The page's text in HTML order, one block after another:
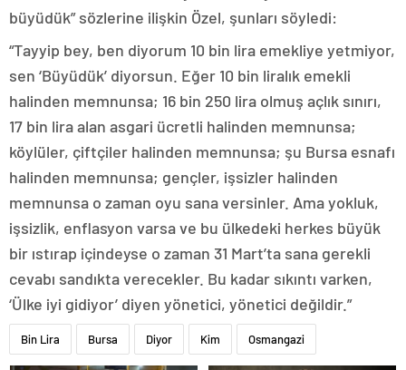
büyüdük” sözlerine ilişkin Özel, şunları söyledi:
“Tayyip bey, ben diyorum 10 bin lira emekliye yetmiyor,
sen ‘Büyüdük’ diyorsun. Eğer 10 bin liralık emekli
halinden memnunsa; 16 bin 250 lira olmuş açlık sınırı,
17 bin lira alan asgari ücretli halinden memnunsa;
köylüler, çiftçiler halinden memnunsa; şu Bursa esnafı
halinden memnunsa; gençler, işsizler halinden
memnunsa o zaman oyu sana versinler. Ama yokluk,
işsizlik, enflasyon varsa ve bu ülkedeki herkes büyük
bir ıstırap içindeyse o zaman 31 Mart’ta sana gerekli
cevabı sandıkta verecekler. Bu kadar sıkıntı varken,
‘Ülke iyi gidiyor’ diyen yönetici, yönetici değildir.”
Bin Lira Bursa Diyor Kim Osmangazi